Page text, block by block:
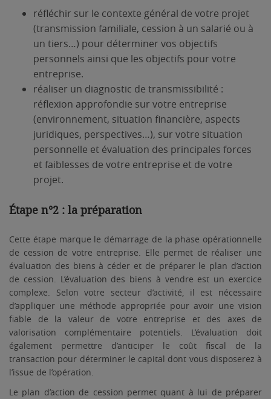
réfléchir sur le contexte général de votre projet
(transmission familiale, cession à un salarié ou à
un tiers…) pour déterminer vos objectifs
personnels ainsi que les objectifs pour votre
entreprise.
réaliser un diagnostic de transmissibilité :
réflexion approfondie sur votre entreprise
(environnement, situation financière, aspects
juridiques, perspectives…), sur votre situation
personnelle et évaluation des principales forces
et faiblesses de votre entreprise et de votre
projet.
Étape n°2 : la préparation
Cette étape marque le démarrage de la phase opérationnelle
de cession de votre entreprise. Elle permet de réaliser une
évaluation des biens à céder et de préparer le plan d’action
de cession. L’évaluation des biens à vendre est un exercice
complexe. Selon votre secteur d’activité, il est nécessaire
d’appliquer une méthode appropriée pour avoir une vision
fiable de la valeur de votre entreprise et des axes de
valorisation complémentaire potentiels. L’évaluation doit
également permettre d’anticiper le coût fiscal de la
transaction pour déterminer le capital dont vous disposerez à
l’issue de l’opération.
Le plan d’action de cession permet quant à lui de préparer